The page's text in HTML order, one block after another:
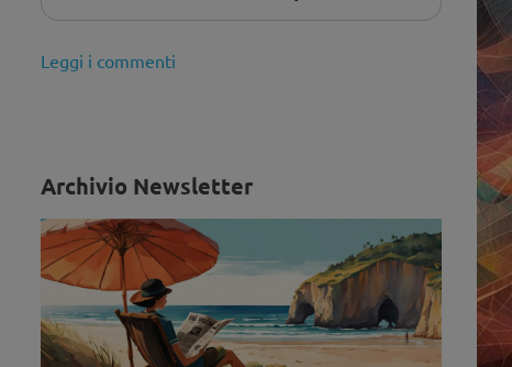
Leggi i commenti
Archivio Newsletter